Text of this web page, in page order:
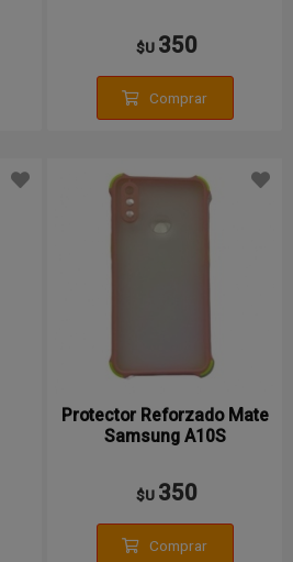
$U 350
Comprar
Protector Reforzado Mate
Samsung A10S
$U 350
Comprar